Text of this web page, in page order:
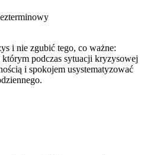
i nie zgubić tego, co ważne:
podczas sytuacji kryzysowej
i spokojem usystematyzować